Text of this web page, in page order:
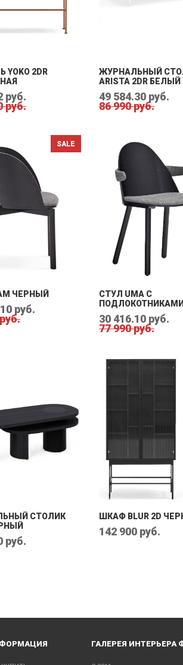
YOKO 2DR
руб.
руб.
ЖУРНАЛЬНЫЙ
ARISTA 2DR БЕЛЫЙ
49 584.30 руб.
86 990 руб.
ЧЕРНЫЙ
руб.
СТУЛ UMA С
ПОДЛОКОТНИКАМИ
30 416.10 руб.
77 990 руб.
СТОЛИК
руб.
ШКАФ BLUR 2D
142 900 руб.
ГАЛЕРЕЯ ИНТЕРЬЕРА